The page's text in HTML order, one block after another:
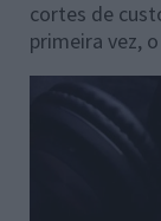
cortes de
primeira vez,